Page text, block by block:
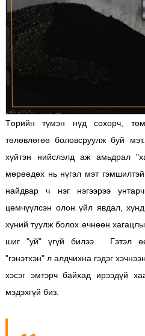
Төрийн түмэн нүд сохорч,
төлөвлөгөө боловсруулж буй
хүйтэн нийслэлд аж амьдрал
мөрөөдөх нь нүгэл мэт
найдвар ч нэг нэгээрээ
цөмчүүлсэн олон үйл явдал,
хүний туулж болох өчнөөн
шиг "уй" үгүй билээ. Гэтэл
"гэнэтхэн" л алдчихна гэдэг
хэсэг эмтэрч байхад ирээдүй
мэдэхгүй биз.